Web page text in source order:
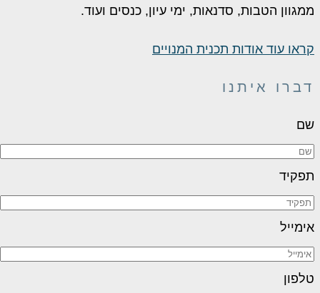
הטבות, סדנאות, ימי עיון, כנסים ועוד.
עוד אודות תכנית המנויים
איתנו